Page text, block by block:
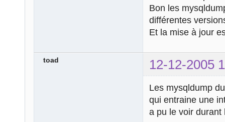
Bon les
différentes
Et la mise à jour
toad 12-12-2005
Les mysqldump
qui entraine une
a pu le voir durant